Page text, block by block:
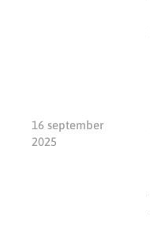
16 september
2025